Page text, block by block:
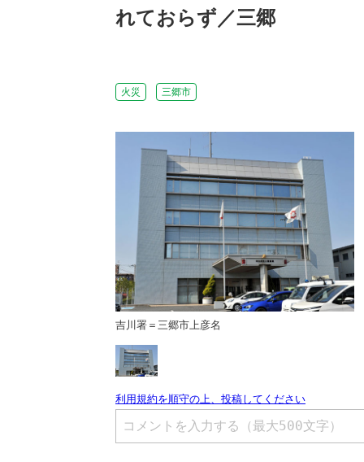
れておらず／三郷
火災 三郷市
吉川署＝三郷市上彦名